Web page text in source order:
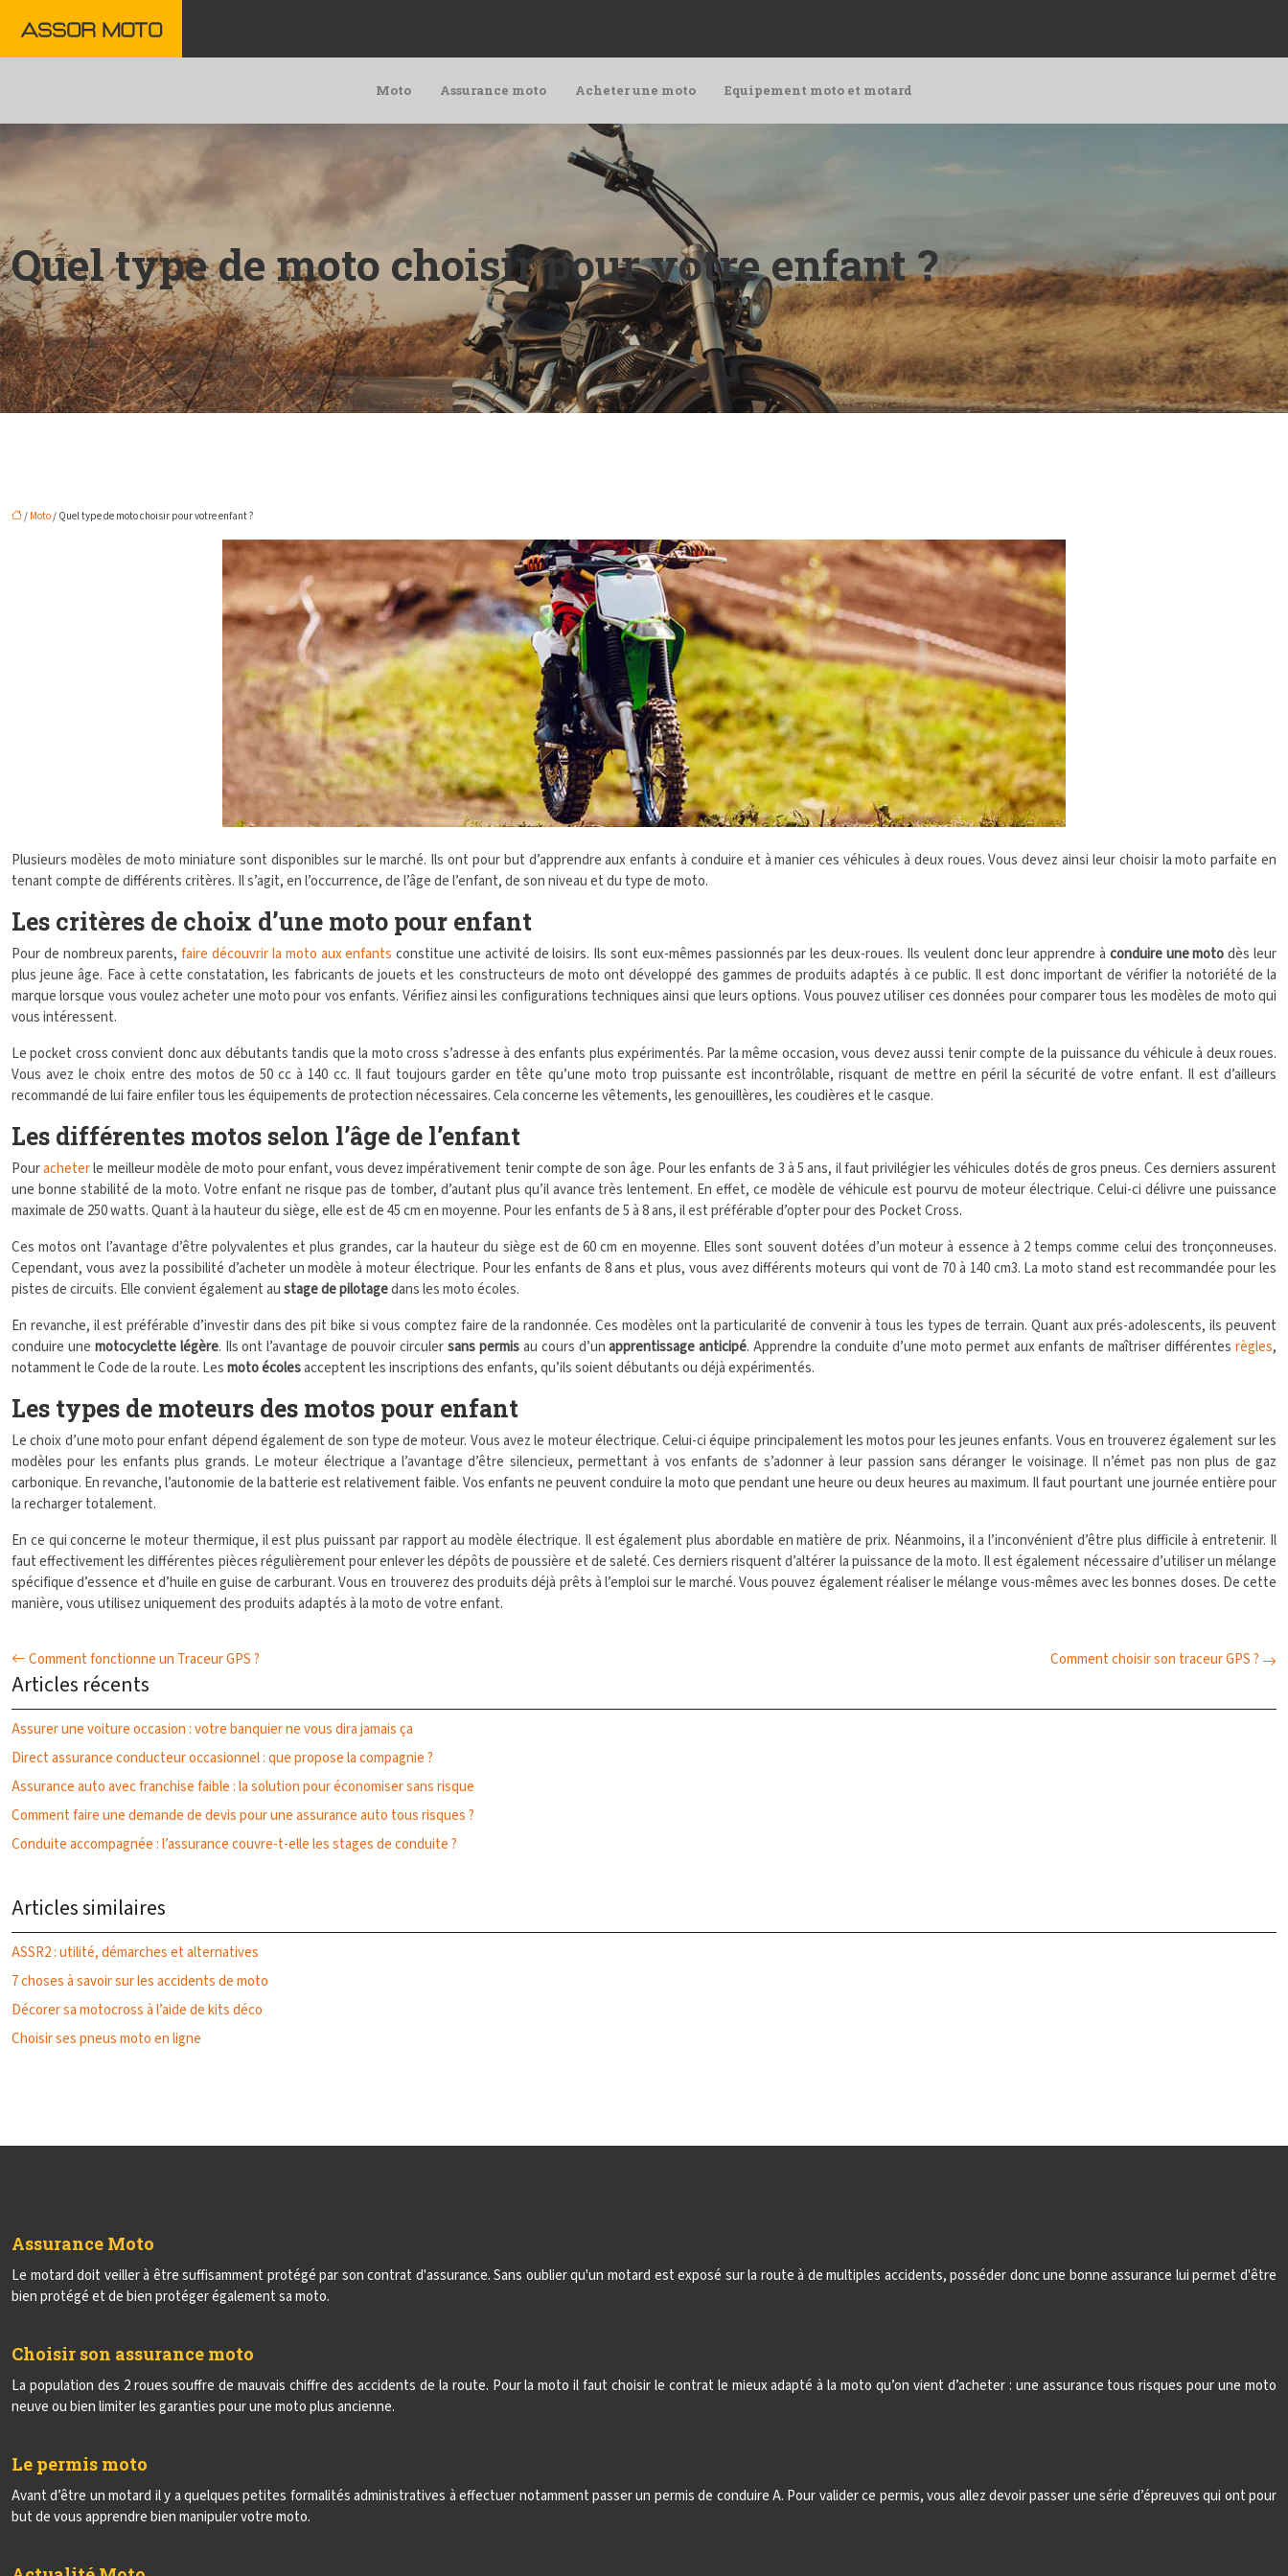
Moto Assurance moto Acheter une moto Equipement moto et motard
Quel type de moto choisir pour votre enfant ?
/ Moto/ Quel type de moto choisir pour votre enfant ?
Plusieurs modèles de moto miniature sont disponibles sur le marché. Ils ont pour but d’apprendre aux enfants à conduire et à manier ces véhicules à deux roues. Vous devez ainsi leur choisir la moto parfaite en
tenant compte de différents critères. Il s’agit, en l’occurrence, de l’âge de l’enfant, de son niveau et du type de moto.
Les critères de choix d’une moto pour enfant
Pour de nombreux parents,faire découvrir la moto aux enfants constitue une activité de loisirs. Ils sont eux-mêmes passionnés par les deux-roues. Ils veulent donc leur apprendre à conduire une motodès leur
plus jeune âge. Face à cette constatation, les fabricants de jouets et les constructeurs de moto ont développé des gammes de produits adaptés à ce public. Il est donc important de vérifier la notoriété de la
marque lorsque vous voulez acheter une moto pour vos enfants. Vérifiez ainsi les configurations techniques ainsi que leurs options. Vous pouvez utiliser ces données pour comparer tous les modèles de moto qui
vous intéressent.
Le pocket cross convient donc aux débutants tandis que la moto cross s’adresse à des enfants plus expérimentés. Par la même occasion, vous devez aussi tenir compte de la puissance du véhicule à deux roues.
Vous avez le choix entre des motos de 50 cc à 140 cc. Il faut toujours garder en tête qu’une moto trop puissante est incontrôlable, risquant de mettre en péril la sécurité de votre enfant. Il est d’ailleurs
recommandé de lui faire enfiler tous les équipements de protection nécessaires. Cela concerne les vêtements, les genouillères, les coudières et le casque.
Les différentes motos selon l’âge de l’enfant
Pouracheterle meilleur modèle de moto pour enfant, vous devez impérativement tenir compte de son âge. Pour les enfants de 3 à 5 ans, il faut privilégier les véhicules dotés de gros pneus. Ces derniers assurent
une bonne stabilité de la moto. Votre enfant ne risque pas de tomber, d’autant plus qu’il avance très lentement. En effet, ce modèle de véhicule est pourvu de moteur électrique. Celui-ci délivre une puissance
maximale de 250 watts. Quant à la hauteur du siège, elle est de 45 cm en moyenne. Pour les enfants de 5 à 8 ans, il est préférable d’opter pour des Pocket Cross.
Ces motos ont l’avantage d’être polyvalentes et plus grandes, car la hauteur du siège est de 60 cm en moyenne. Elles sont souvent dotées d’un moteur à essence à 2 temps comme celui des tronçonneuses.
Cependant, vous avez la possibilité d’acheter un modèle à moteur électrique. Pour les enfants de 8 ans et plus, vous avez différents moteurs qui vont de 70 à 140 cm3. La moto stand est recommandée pour les
pistes de circuits. Elle convient également austage de pilotagedans les moto écoles.
En revanche, il est préférable d’investir dans des pit bike si vous comptez faire de la randonnée. Ces modèles ont la particularité de convenir à tous les types de terrain. Quant aux prés-adolescents, ils peuvent
conduire une motocyclette légère. Ils ont l’avantage de pouvoir circulersans permisau cours d’unapprentissage anticipé. Apprendre la conduite d’une moto permet aux enfants de maîtriser différentesrègles,
notamment le Code de la route. Lesmoto écolesacceptent les inscriptions des enfants, qu’ils soient débutants ou déjà expérimentés.
Les types de moteurs des motos pour enfant
Le choix d’une moto pour enfant dépend également de son type de moteur. Vous avez le moteur électrique. Celui-ci équipe principalement les motos pour les jeunes enfants. Vous en trouverez également sur les
modèles pour les enfants plus grands. Le moteur électrique a l’avantage d’être silencieux, permettant à vos enfants de s’adonner à leur passion sans déranger le voisinage. Il n’émet pas non plus de gaz
carbonique. En revanche, l’autonomie de la batterie est relativement faible. Vos enfants ne peuvent conduire la moto que pendant une heure ou deux heures au maximum. Il faut pourtant une journée entière pour
la recharger totalement.
En ce qui concerne le moteur thermique, il est plus puissant par rapport au modèle électrique. Il est également plus abordable en matière de prix. Néanmoins, il a l’inconvénient d’être plus difficile à entretenir. Il
faut effectivement les différentes pièces régulièrement pour enlever les dépôts de poussière et de saleté. Ces derniers risquent d’altérer la puissance de la moto. Il est également nécessaire d’utiliser un mélange
spécifique d’essence et d’huile en guise de carburant. Vous en trouverez des produits déjà prêts à l’emploi sur le marché. Vous pouvez également réaliser le mélange vous-mêmes avec les bonnes doses. De cette
manière, vous utilisez uniquement des produits adaptés à la moto de votre enfant.
Comment fonctionne un Traceur GPS ? Comment choisir son traceur GPS ?
Articles récents
Assurer une voiture occasion : votre banquier ne vous dira jamais ça
Direct assurance conducteur occasionnel : que propose la compagnie ?
Assurance auto avec franchise faible : la solution pour économiser sans risque
Comment faire une demande de devis pour une assurance auto tous risques ?
Conduite accompagnée : l’assurance couvre-t-elle les stages de conduite ?
Articles similaires
ASSR2 : utilité, démarches et alternatives
7 choses à savoir sur les accidents de moto
Décorer sa motocross à l’aide de kits déco
Choisir ses pneus moto en ligne
Assurance Moto
Le motard doit veiller à être suffisamment protégé par son contrat d'assurance. Sans oublier qu'un motard est exposé sur la route à de multiples accidents, posséder donc une bonne assurance lui permet d'être
bien protégé et de bien protéger également sa moto.
Choisir son assurance moto
La population des 2 roues souffre de mauvais chiffre des accidents de la route. Pour la moto il faut choisir le contrat le mieux adapté à la moto qu’on vient d’acheter : une assurance tous risques pour une moto
neuve ou bien limiter les garanties pour une moto plus ancienne.
Le permis moto
Avant d’être un motard il y a quelques petites formalités administratives à effectuer notamment passer un permis de conduire A. Pour valider ce permis, vous allez devoir passer une série d’épreuves qui ont pour
but de vous apprendre bien manipuler votre moto.